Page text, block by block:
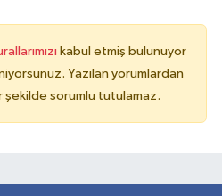
kabul etmiş bulunuyor
Yazılan yorumlardan
şekilde sorumlu tutulamaz.